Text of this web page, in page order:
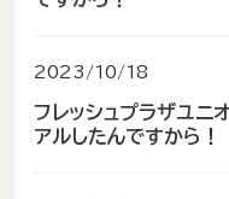
誠にありがとうござ
当ショップにて、
当オンラインショップの
A7「お問い合わせについ
内容を
2023/10/18
フレッシュプラザユニ
アルしたんですから！